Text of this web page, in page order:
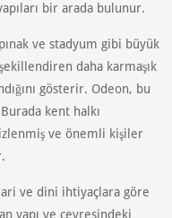
bir arada bulunur.
ve stadyum gibi büyük
daha karmaşık
gösterir. Odeon, bu
kent halkı
ve önemli kişiler
ve dini ihtiyaçlara göre
yapı ve çevresindeki